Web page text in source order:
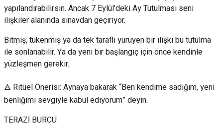
yapılandırabilirsin. Ancak 7 Eylül’deki Ay Tutulması seni
ilişkiler alanında sınavdan geçiriyor.
Bitmiş, tükenmiş ya da tek taraflı yürüyen bir ilişki bu tutulma
ile sonlanabilir. Ya da yeni bir başlangıç için önce kendinle
yüzleşmen gerekir.
🜁 Ritüel Önerisi: Aynaya bakarak “Ben kendime sadığım, yeni
benliğimi sevgiyle kabul ediyorum” deyin.
TERAZİ BURCU